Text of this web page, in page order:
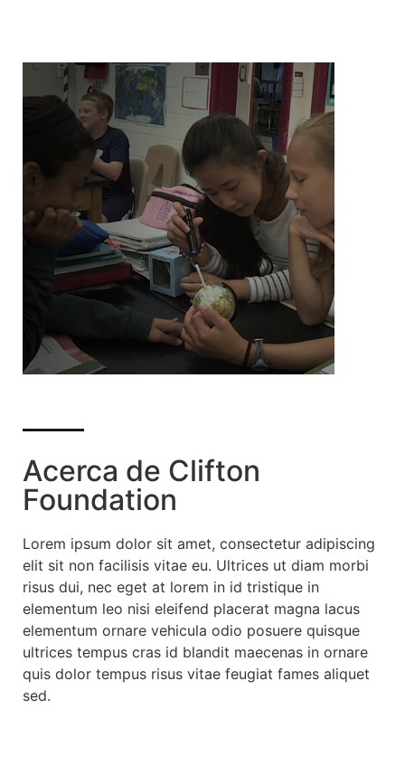
Acerca de Clifton
Foundation
Lorem ipsum dolor sit amet, consectetur adipiscing
elit sit non facilisis vitae eu. Ultrices ut diam morbi
risus dui, nec eget at lorem in id tristique in
elementum leo nisi eleifend placerat magna lacus
elementum ornare vehicula odio posuere quisque
ultrices tempus cras id blandit maecenas in ornare
quis dolor tempus risus vitae feugiat fames aliquet
sed.